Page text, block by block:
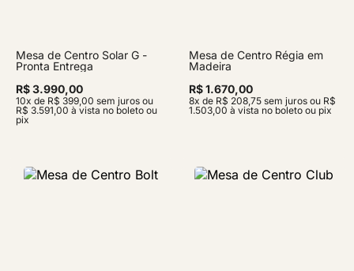
Mesa de Centro Solar G -
Pronta Entrega
R$ 3.990,00
10x de R$ 399,00 sem juros ou
R$ 3.591,00 à vista no boleto ou
pix
Mesa de Centro Régia em
Madeira
R$ 1.670,00
8x de R$ 208,75 sem juros ou R$
1.503,00 à vista no boleto ou pix